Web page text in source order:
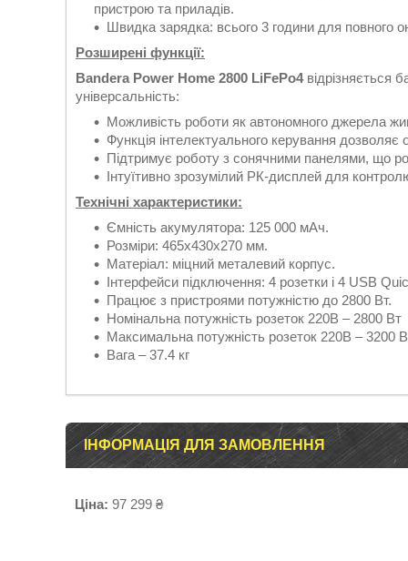
пристрою та приладів.
Швидка зарядка: всього 3 години для повного
Розширені функції:
Bandera Power Home 2800 LiFePo4відрізняється
універсальність:
Можливість роботи як автономного джерела
Функція інтелектуального керування дозволяє
Підтримує роботу з сонячними панелями, що
Інтуїтивно зрозумілий РК-дисплей для
Технічні характеристики:
Ємність акумулятора: 125 000 мАч.
Розміри: 465х430х270 мм.
Матеріал: міцний металевий корпус.
Інтерфейси підключення: 4 розетки і 4 USB
Працює з пристроями потужністю до 2800 Вт.
Номінальна потужність розеток 220В – 2800 Вт
Максимальна потужність розеток 220В – 3200
Вага – 37.4 кг
ІНФОРМАЦІЯ ДЛЯ ЗАМОВЛЕННЯ
Ціна: 97 299 ₴